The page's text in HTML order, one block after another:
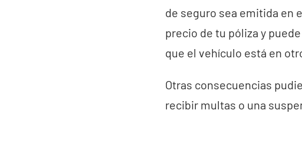
de seguro sea emitida en
precio de tu póliza y
que el vehículo está en
Otras consecuencias
recibir multas o una